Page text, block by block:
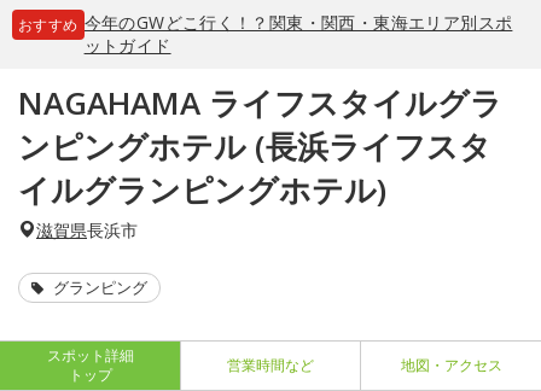
おすすめ 今年のGWどこ行く！？関東・関西・東海エリア別スポ
ットガイド
NAGAHAMA ライフスタイルグラ
ンピングホテル (長浜ライフスタ
イルグランピングホテル)
滋賀県長浜市
グランピング
スポット詳細
トップ
営業時間など 地図・アクセス